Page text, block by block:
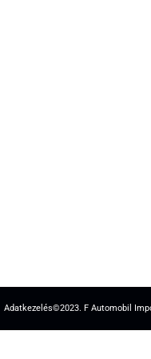
Adatkezelés©2023. F Automobil